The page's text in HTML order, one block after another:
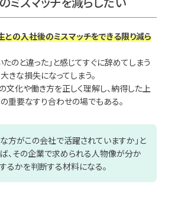
との入社後のミスマッチをできる限り減ら
のと違った」と感じてすぐに辞めてしまう
きな損失になってしまう。
文化や働き方を正しく理解し、納得した上
重要なすり合わせの場でもある。
な方がこの会社で活躍されていますか」と
、その企業で求められる人物像が分か
するかを判断する材料になる。